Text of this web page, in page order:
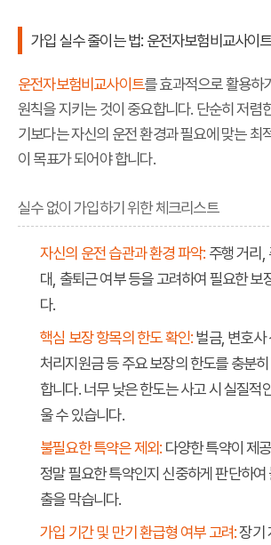
가입 실수 줄이는 법: 운전자보험비교사이
운전자보험비교사이트를 효과적으로 활용하
원칙을 지키는 것이 중요합니다. 단순히 저렴
기보다는 자신의 운전 환경과 필요에 맞는 최
이 목표가 되어야 합니다.
실수 없이 가입하기 위한 체크리스트
자신의 운전 습관과 환경 파악: 주행 거리,
대, 출퇴근 여부 등을 고려하여 필요한 보
다.
핵심 보장 항목의 한도 확인:벌금, 변호사
처리지원금 등 주요 보장의 한도를 충분
합니다. 너무 낮은 한도는 사고 시 실질적
울 수 있습니다.
불필요한 특약은 제외: 다양한 특약이 제
정말 필요한 특약인지 신중하게 판단하여
출을 막습니다.
가입 기간 및 만기 환급형 여부 고려:장기